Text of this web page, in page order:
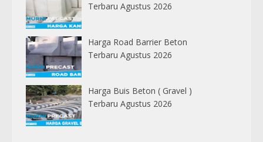
Terbaru Agustus 2026
Harga Road Barrier Beton
Terbaru Agustus 2026
Harga Buis Beton ( Gravel )
Terbaru Agustus 2026